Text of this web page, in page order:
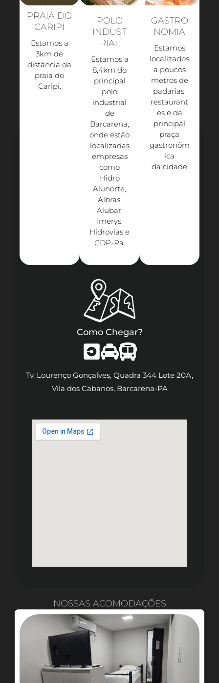
PRAIA DO
CARIPI
Estamos a
3km de
distância da
praia do
Caripi.​
POLO
INDUST
RIAL
Estamos a
8,4km do
principal
polo
industrial
de
Barcarena,
onde estão
localizadas
empresas
como
Hidro
Alunorte,
Albras,
Alubar,
Imerys,
Hidrovias e
CDP-Pa.​
GASTRO
NOMIA
Estamos
localizados
a poucos
metros de
padarias,
restaurant
es e da
principal
praça
gastronôm
ica
da cidade
Como Chegar?
Tv. Lourenço Gonçalves, Quadra 344 Lote 20A,
Vila dos Cabanos, Barcarena-PA
NOSSAS ACOMODAÇÕES